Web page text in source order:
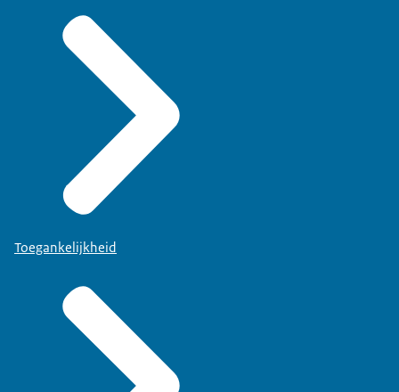
Toegankelijkheid